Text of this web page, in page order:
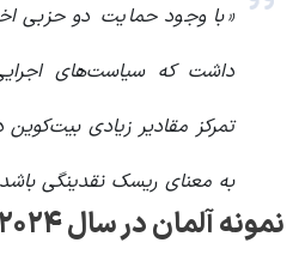
«با وجود حمایت دو حزبی
داشت که سیاست‌های
تمرکز مقادیر زیادی بیت‌کوین
به معنای ریسک نقدینگی
نمونه آلمان در سال ۲۰۲۴